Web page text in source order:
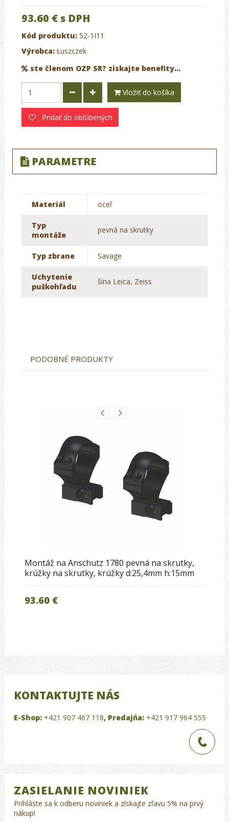
93.60 € s DPH
Kód produktu: 52-1I11
Výrobca: Łuszczek
ste členom OZP SR? získajte benefity...
Vložiť do košíka
Pridať do obľúbených
PARAMETRE
Materiál oceľ
Typ
montáže
pevná na skrutky
Typ zbrane Savage
Uchytenie
puškohľadu
šína Leica, Zeiss
PODOBNÉ PRODUKTY
Montáž na Anschutz 1780 pevná na skrutky,
krúžky na skrutky, krúžky d:25,4mm h:15mm
93.60 €
KONTAKTUJTE NÁS
E-Shop: +421 907 467 118, Predajňa: +421 917 964 555
ZASIELANIE NOVINIEK
Prihláste sa k odberu noviniek a získajte zľavu 5% na prvý
nákup!